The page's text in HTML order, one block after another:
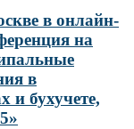
в онлайн-
на
в
и бухучете,